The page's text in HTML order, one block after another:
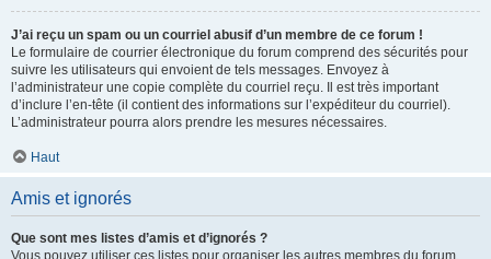
J’ai reçu un spam ou un courriel abusif d’un membre de ce forum !
Le formulaire de courrier électronique du forum comprend des sécurités pour
suivre les utilisateurs qui envoient de tels messages. Envoyez à
l’administrateur une copie complète du courriel reçu. Il est très important
d’inclure l’en-tête (il contient des informations sur l’expéditeur du courriel).
L’administrateur pourra alors prendre les mesures nécessaires.
Haut
Amis et ignorés
Que sont mes listes d’amis et d’ignorés ?
Vous pouvez utiliser ces listes pour organiser les autres membres du forum.